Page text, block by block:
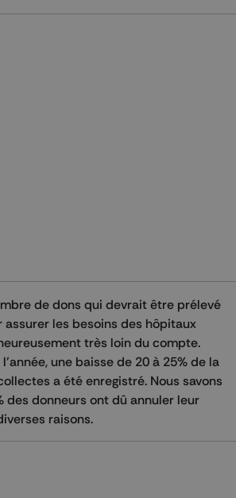
de dons qui devrait être prélevé
assurer les besoins des hôpitaux
très loin du compte.
une baisse de 20 à 25% de la
a été enregistré. Nous savons
des donneurs ont dû annuler leur
raisons.